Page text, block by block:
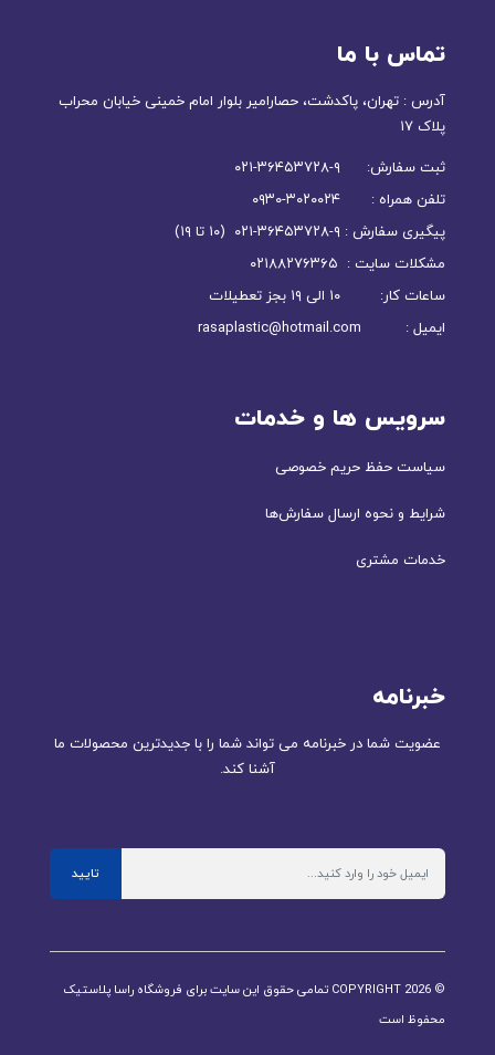
تماس با ما
آدرس : تهران، پاکدشت، حصارامیر بلوار امام خمینی خیابان محراب
پلاک ۱۷
ثبت سفارش: ۹-۳۶۴۵۳۷۲۸-۰۲۱
تلفن همراه : ۳۰۲۰۰۲۴-۰۹۳۰
پیگیری سفارش : ۹-۳۶۴۵۳۷۲۸-۰۲۱ (۱۰ تا ۱۹)
مشکلات سایت : ۰۲۱۸۸۲۷۶۳۶۵
ساعات کار: ۱۰ الی ۱۹ بجز تعطیلات
ایمیل : rasaplastic@hotmail.com
سرویس ها و خدمات
سیاست حفظ حریم خصوصی
شرایط و نحوه ارسال سفارش‌ها
خدمات مشتری
خبرنامه
عضویت شما در خبرنامه می تواند شما را با جدیدترین محصولات ما
آشنا کند.
تایید
© COPYRIGHT 2026 تمامی حقوق این سایت برای فروشگاه راسا پلاستیک
محفوظ است